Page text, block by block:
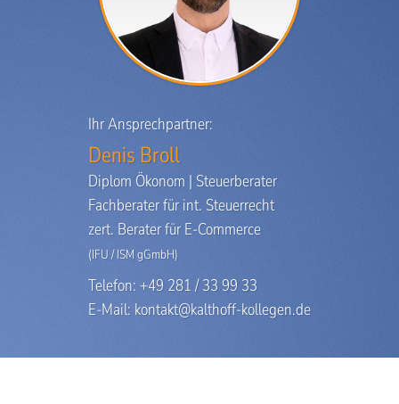
Ihr Ansprechpartner:
Denis Broll
Diplom Ökonom | Steuerberater
Fachberater für int. Steuerrecht
zert. Berater für E-Commerce
(IFU / ISM gGmbH)
Telefon: +49 281 / 33 99 33
E-Mail: kontakt@kalthoff-kollegen.de